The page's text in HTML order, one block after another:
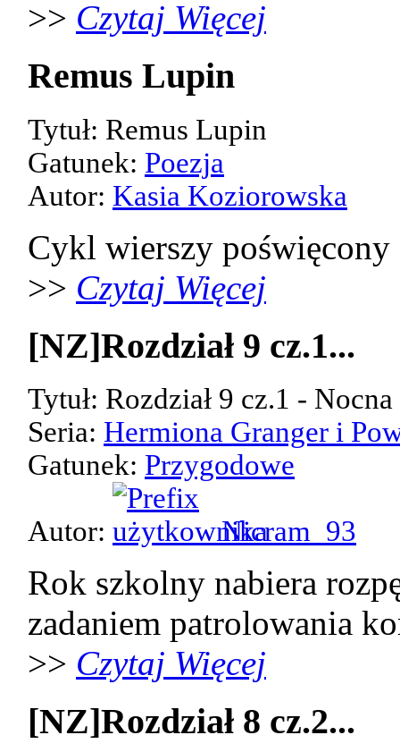
>> Czytaj Więcej
Remus Lupin
Tytuł: Remus Lupin
Gatunek: Poezja
Autor: Kasia Koziorowska
Cykl wierszy
>> Czytaj Więcej
[NZ]Rozdział 9 cz.1...
Tytuł: Rozdział 9 cz.1 -
Seria: Hermiona Granger i
Gatunek: Przygodowe
Autor: Nicram_93
Rok szkolny nabiera
zadaniem patrolowania
>> Czytaj Więcej
[NZ]Rozdział 8 cz.2...